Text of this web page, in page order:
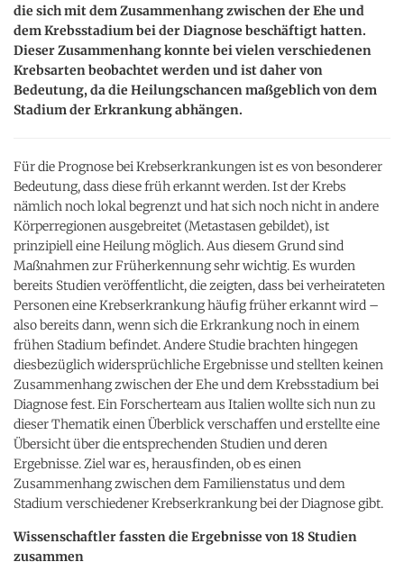
die sich mit dem Zusammenhang zwischen der Ehe und
dem Krebsstadium bei der Diagnose beschäftigt hatten.
Dieser Zusammenhang konnte bei vielen verschiedenen
Krebsarten beobachtet werden und ist daher von
Bedeutung, da die Heilungschancen maßgeblich von dem
Stadium der Erkrankung abhängen.
Für die Prognose bei Krebserkrankungen ist es von besonderer
Bedeutung, dass diese früh erkannt werden. Ist der Krebs
nämlich noch lokal begrenzt und hat sich noch nicht in andere
Körperregionen ausgebreitet (Metastasen gebildet), ist
prinzipiell eine Heilung möglich. Aus diesem Grund sind
Maßnahmen zur Früherkennung sehr wichtig. Es wurden
bereits Studien veröffentlicht, die zeigten, dass bei verheirateten
Personen eine Krebserkrankung häufig früher erkannt wird –
also bereits dann, wenn sich die Erkrankung noch in einem
frühen Stadium befindet. Andere Studie brachten hingegen
diesbezüglich widersprüchliche Ergebnisse und stellten keinen
Zusammenhang zwischen der Ehe und dem Krebsstadium bei
Diagnose fest. Ein Forscherteam aus Italien wollte sich nun zu
dieser Thematik einen Überblick verschaffen und erstellte eine
Übersicht über die entsprechenden Studien und deren
Ergebnisse. Ziel war es, herausfinden, ob es einen
Zusammenhang zwischen dem Familienstatus und dem
Stadium verschiedener Krebserkrankung bei der Diagnose gibt.
Wissenschaftler fassten die Ergebnisse von 18 Studien
zusammen